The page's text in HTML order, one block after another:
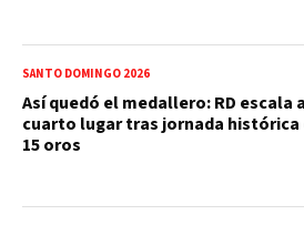
SANTO DOMINGO 2026
Así quedó el medallero: RD escala
cuarto lugar tras jornada histórica
15 oros